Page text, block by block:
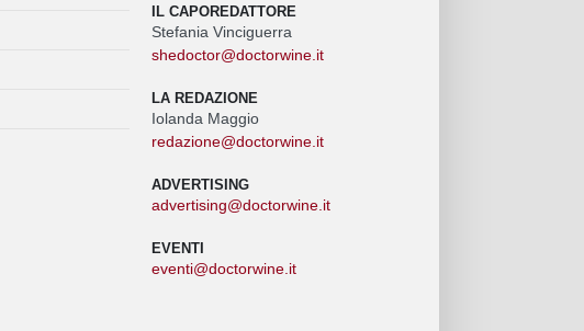
IL CAPOREDATTORE
Stefania Vinciguerra
shedoctor@doctorwine.it
LA REDAZIONE
Iolanda Maggio
redazione@doctorwine.it
ADVERTISING
advertising@doctorwine.it
EVENTI
eventi@doctorwine.it